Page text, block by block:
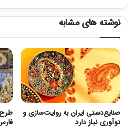
نوشته های مشابه
صنایع‌دستی ایران به روایت‌سازی و
نوآوری نیاز دارد